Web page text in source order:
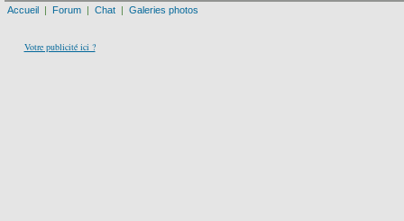
Accueil | Forum | Chat | Galeries photos
Votre publicité ici ?